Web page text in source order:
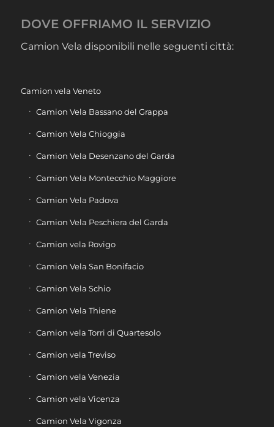
DOVE OFFRIAMO IL SERVIZIO
Camion Vela disponibili nelle seguenti città:
Camion vela Veneto
Camion Vela Bassano del Grappa
Camion Vela Chioggia
Camion Vela Desenzano del Garda
Camion Vela Montecchio Maggiore
Camion Vela Padova
Camion Vela Peschiera del Garda
Camion vela Rovigo
Camion Vela San Bonifacio
Camion Vela Schio
Camion Vela Thiene
Camion vela Torri di Quartesolo
Camion vela Treviso
Camion vela Venezia
Camion vela Vicenza
Camion Vela Vigonza